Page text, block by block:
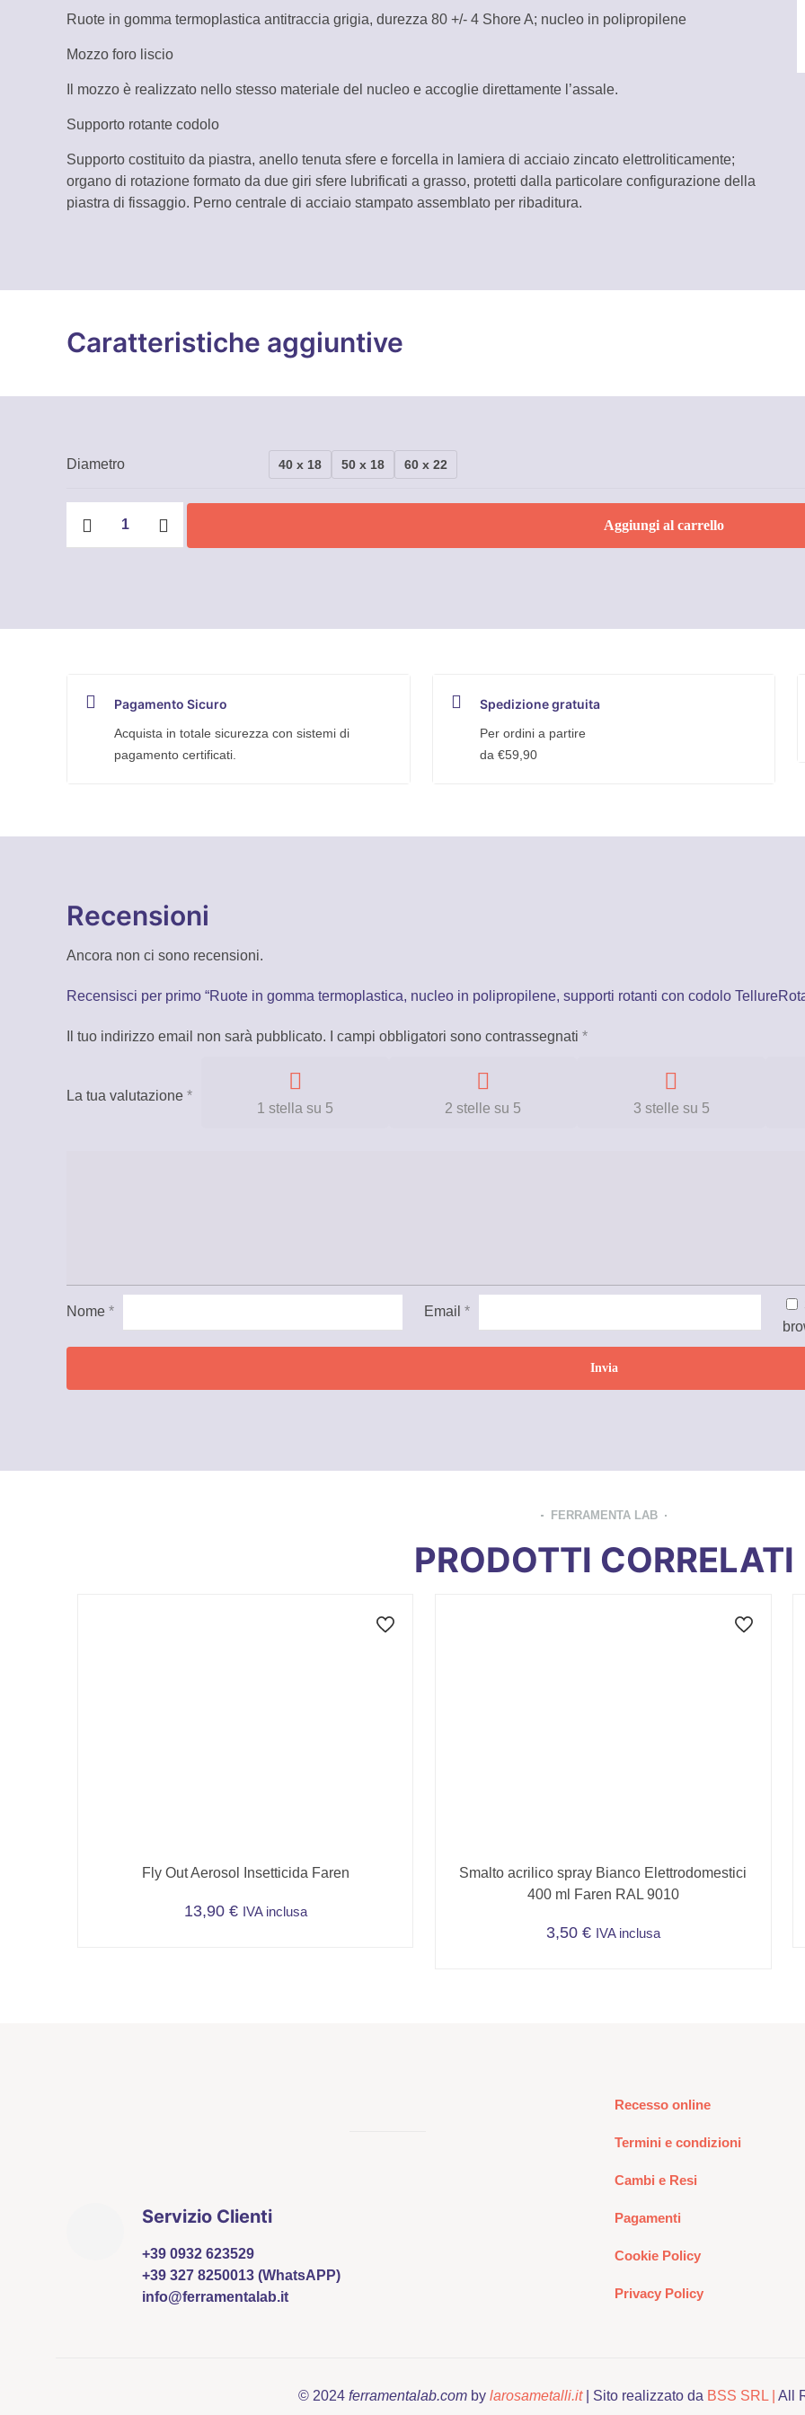
con
quantità
Ruote in gomma termoplastica antitraccia grigia, durezza 80 +/- 4 Shore A; nucleo in polipropilene
Mozzo foro liscio
Il mozzo è realizzato nello stesso materiale del nucleo e accoglie direttamente l’assale.
Supporto rotante codolo
Supporto costituito da piastra, anello tenuta sfere e forcella in lamiera di acciaio zincato elettroliticamente;
organo di rotazione formato da due giri sfere lubrificati a grasso, protetti dalla particolare configurazione della
piastra di fissaggio. Perno centrale di acciaio stampato assemblato per ribaditura.
Caratteristiche aggiuntive
Diametro 40 x 18 50 x 18 60 x 22
con
Aggiungi al carrello
Pagamento Sicuro
Acquista in totale sicurezza con sistemi di
pagamento certificati.
Spedizione gratuita
Per ordini a partire
da €59,90
Recensioni
Ancora non ci sono recensioni.
Recensisci per primo “Ruote in gomma termoplastica, nucleo in polipropilene, supporti rotanti con codolo
Il tuo indirizzo email non sarà pubblicato. I campi obbligatori sono contrassegnati *
La tua valutazione *
1 stella su 5
2 stelle su 5 3 stelle su 5
Nome * Email*
FERRAMENTA LAB
PRODOTTI CORRELATI
Fly Out Aerosol Insetticida Faren
13,90 € IVA inclusa
Smalto acrilico spray Bianco Elettrodomestici
400 ml Faren RAL 9010
3,50 € IVA inclusa
Servizio Clienti
+39 0932 623529
+39 327 8250013 (WhatsAPP)
info@ferramentalab.it
Recesso online
Termini e condizioni
Cambi e Resi
Pagamenti
Cookie Policy
Privacy Policy
© 2024 ferramentalab.com by larosametalli.it| Sito realizzato da BSS SRL | All